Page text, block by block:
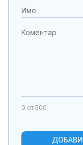
0 от 500
ДОБАВИ